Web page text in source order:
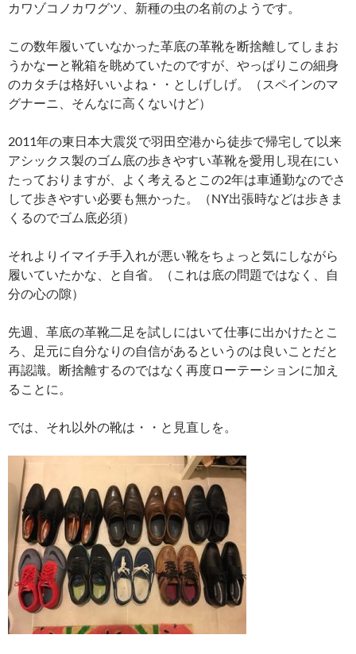
カワゾコノカワグツ、新種の虫の名前のようです。
この数年履いていなかった革底の革靴を断捨離してしまお
うかなーと靴箱を眺めていたのですが、やっぱりこの細身
のカタチは格好いいよね・・としげしげ。（スペインのマ
グナーニ、そんなに高くないけど）
2011年の東日本大震災で羽田空港から徒歩で帰宅して以来
アシックス製のゴム底の歩きやすい革靴を愛用し現在にい
たっておりますが、よく考えるとこの2年は車通勤なのでさ
して歩きやすい必要も無かった。（NY出張時などは歩きま
くるのでゴム底必須）
それよりイマイチ手入れが悪い靴をちょっと気にしながら
履いていたかな、と自省。（これは底の問題ではなく、自
分の心の隙）
先週、革底の革靴二足を試しにはいて仕事に出かけたとこ
ろ、足元に自分なりの自信があるというのは良いことだと
再認識。断捨離するのではなく再度ローテーションに加え
ることに。
では、それ以外の靴は・・と見直しを。